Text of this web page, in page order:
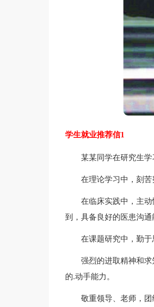
学生就业推荐信1
某某同学在研究生学习
在理论学习中，刻苦努
在临床实践中，主动性
到，具备良好的医患沟通
在课题研究中，勤于思
强烈的进取精神和求知
的.动手能力。
敬重领导、老师，团